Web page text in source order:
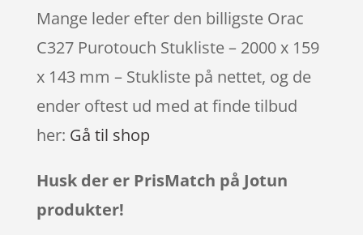
Mange leder efter den billigste Orac
C327 Purotouch Stukliste – 2000 x 159
x 143 mm – Stukliste på nettet, og de
ender oftest ud med at finde tilbud
her: Gå til shop
Husk der er PrisMatch på Jotun
produkter!